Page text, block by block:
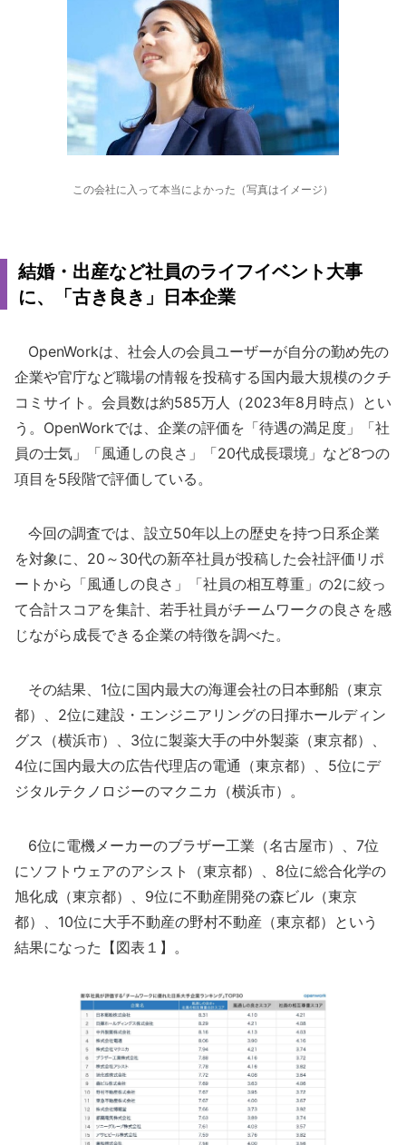
この会社に入って本当によかった（写真はイメージ）
結婚・出産など社員のライフイベント大事
に、「古き良き」日本企業
OpenWorkは、社会人の会員ユーザーが自分の勤め先の
企業や官庁など職場の情報を投稿する国内最大規模のクチ
コミサイト。会員数は約585万人（2023年8月時点）とい
う。OpenWorkでは、企業の評価を「待遇の満足度」「社
員の士気」「風通しの良さ」「20代成長環境」など8つの
項目を5段階で評価している。
今回の調査では、設立50年以上の歴史を持つ日系企業
を対象に、20～30代の新卒社員が投稿した会社評価リポ
ートから「風通しの良さ」「社員の相互尊重」の2に絞っ
て合計スコアを集計、若手社員がチームワークの良さを感
じながら成長できる企業の特徴を調べた。
その結果、1位に国内最大の海運会社の日本郵船（東京
都）、2位に建設・エンジニアリングの日揮ホールディン
グス（横浜市）、3位に製薬大手の中外製薬（東京都）、
4位に国内最大の広告代理店の電通（東京都）、5位にデ
ジタルテクノロジーのマクニカ（横浜市）。
6位に電機メーカーのブラザー工業（名古屋市）、7位
にソフトウェアのアシスト（東京都）、8位に総合化学の
旭化成（東京都）、9位に不動産開発の森ビル（東京
都）、10位に大手不動産の野村不動産（東京都）という
結果になった【図表１】。